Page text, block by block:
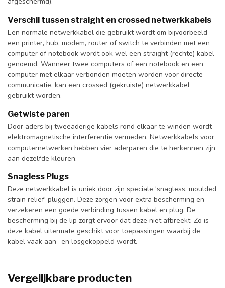
Verschil tussen straight en crossed netwerkkabels
Een normale netwerkkabel die gebruikt wordt om bijvoorbeeld
een printer, hub, modem, router of switch te verbinden met een
computer of notebook wordt ook wel een straight (rechte) kabel
genoemd. Wanneer twee computers of een notebook en een
computer met elkaar verbonden moeten worden voor directe
communicatie, kan een crossed (gekruiste) netwerkkabel
gebruikt worden.
Getwiste paren
Door aders bij tweeaderige kabels rond elkaar te winden wordt
elektromagnetische interferentie vermeden. Netwerkkabels voor
computernetwerken hebben vier aderparen die te herkennen zijn
aan dezelfde kleuren.
Snagless Plugs
Deze netwerkkabel is uniek door zijn speciale 'snagless, moulded
strain relief' pluggen. Deze zorgen voor extra bescherming en
verzekeren een goede verbinding tussen kabel en plug. De
bescherming bij de lip zorgt ervoor dat deze niet afbreekt. Zo is
deze kabel uitermate geschikt voor toepassingen waarbij de
kabel vaak aan- en losgekoppeld wordt.
Vergelijkbare producten